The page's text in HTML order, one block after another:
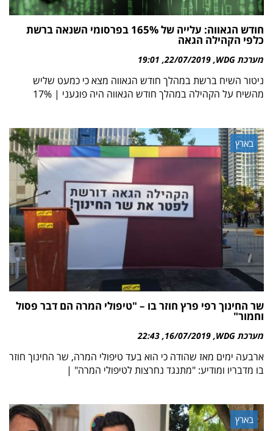
חודש הגאווה: עלייה של 165% בפרסומי השנאה ברשת
כלפי הקהילה הגאה
מערכת WDG 22/07/2019
19:01
ניטור השיח ברשת במהלך חודש הגאווה מצא כי כמעט שליש
מהשיח על הקהילה במהלך חודש הגאווה היה פוגעני | 17%
בארץ
שר החינוך רפי פרץ חוזר בו – "טיפולי המרה הם דבר פסול
וחמור"
מערכת WDG 16/07/2019
22:43
ארבעה ימים מאז שהודה כי הוא בעד טיפולי המרה, שר החינוך חוזר
בו מדבריו ומודיע: "מתנגד נחרצות לטיפולי המרה" |
בארץ